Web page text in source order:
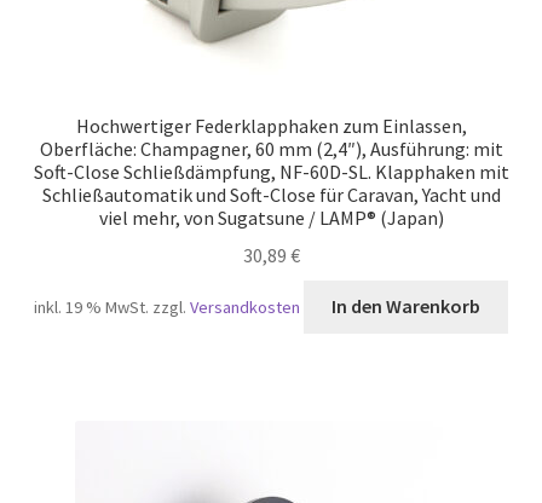
Hochwertiger Federklapphaken zum Einlassen,
Oberfläche: Champagner, 60 mm (2,4″), Ausführung: mit
Soft-Close Schließdämpfung, NF-60D-SL. Klapphaken mit
Schließautomatik und Soft-Close für Caravan, Yacht und
viel mehr, von Sugatsune / LAMP® (Japan)
30,89 €
inkl. 19 % MwSt. zzgl.Versandkosten In den Warenkorb